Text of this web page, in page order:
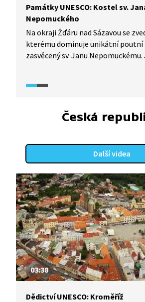
Památky UNESCO: Kostel sv.
Nepomuckého
Na okraji Žďáru nad Sázavou se
kterému dominuje unikátní
zasvěcený sv. Janu Nepomuckému.
ambitem postavil v letech 1719 –
otevřenou knihou plnou symbolů
s kultem našeho předního světce.
barokní gotiky, jíž se Jan Blažej
vymykal dobovým konvencím a v
Česká
Další videa
03:38
Dědictví UNESCO: Kroměříž